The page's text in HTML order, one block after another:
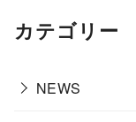
カテゴリー
NEWS